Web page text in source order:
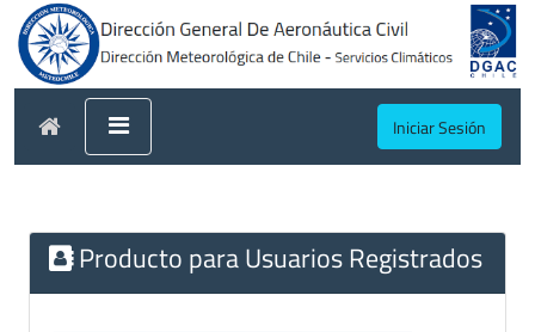
Iniciar Sesión
Producto para Usuarios Registrados